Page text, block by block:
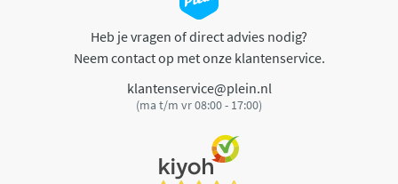
Heb je vragen of direct advies nodig?
Neem contact op met onze klantenservice.
klantenservice@plein.nl
(ma t/m vr 08:00 - 17:00)